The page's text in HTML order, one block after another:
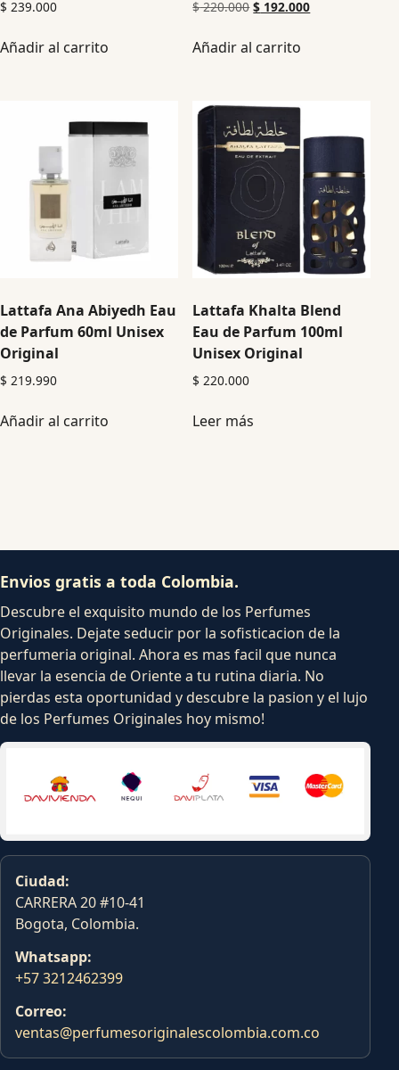
$ 239.000
Añadir al carrito
$220.000 $ 192.000
Añadir al carrito
Lattafa Ana Abiyedh Eau
de Parfum 60ml Unisex
Original
$ 219.990
Añadir al carrito
Lattafa Khalta Blend
Eau de Parfum 100ml
Unisex Original
$ 220.000
Leer más
Envios gratis a toda Colombia.
Descubre el exquisito mundo de los Perfumes
Originales. Dejate seducir por la sofisticacion de la
perfumeria original. Ahora es mas facil que nunca
llevar la esencia de Oriente a tu rutina diaria. No
pierdas esta oportunidad y descubre la pasion y el lujo
de los Perfumes Originales hoy mismo!
Ciudad:
CARRERA 20 #10-41
Bogota, Colombia.
Whatsapp:
+57 3212462399
Correo:
ventas@perfumesoriginalescolombia.com.co